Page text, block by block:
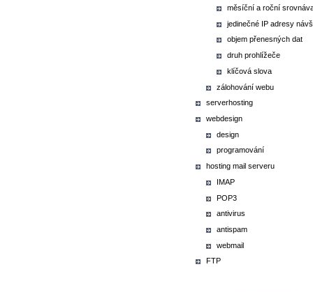
měsíční a roční
jedinečné IP adresy
objem přenesných dat
druh prohlížeče
klíčová slova
zálohování webu
serverhosting
webdesign
design
programování
hosting mail serveru
IMAP
POP3
antivirus
antispam
webmail
FTP